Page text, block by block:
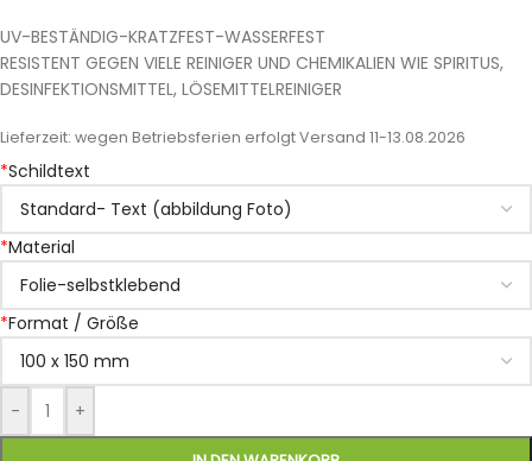
UV-BESTÄNDIG-KRATZFEST-WASSERFEST
RESISTENT GEGEN VIELE REINIGER UND CHEMIKALIEN WIE SPIRITUS,
DESINFEKTIONSMITTEL, LÖSEMITTELREINIGER
Lieferzeit: wegen Betriebsferien erfolgt Versand 11-13.08.2026
*Schildtext
*Material
*Format / Größe
- +